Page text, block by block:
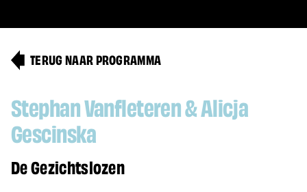
TERUG NAAR PROGRAMMA
Stephan Vanfleteren & Alicja
Gescinska
De Gezichtslozen